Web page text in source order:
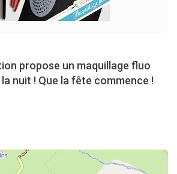
propose un maquillage fluo
nuit ! Que la fête commence !